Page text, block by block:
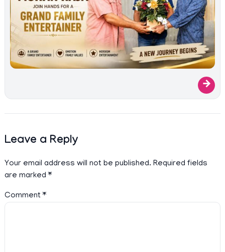
→
Leave a Reply
Your email address will not be published. Required fields
are marked*
Comment*